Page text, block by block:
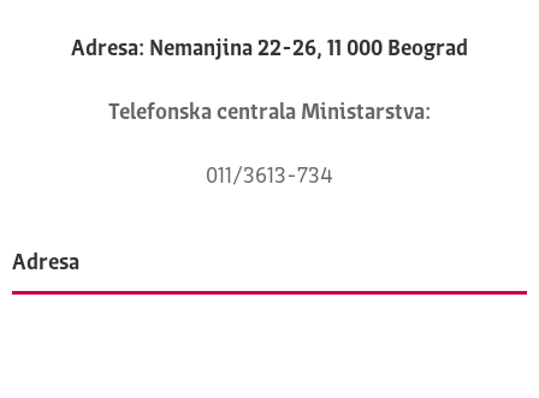
Adresa: Nemanjina 22-26, 11 000 Beograd
Telefonska centrala Ministarstva:
011/3613-734
Adresa